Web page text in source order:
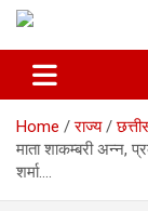
News 36
Home राज्य
माता शाकम्बरी अन्न,
शर्मा….